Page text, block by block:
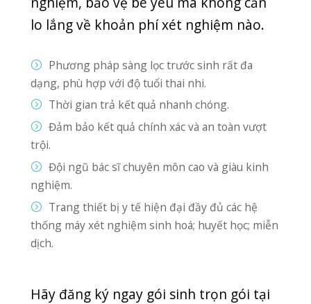
01/06/2020
23/10/2020
Phải làm gì khi bị găm dị vật vào mắt? 17101
25/05/2020